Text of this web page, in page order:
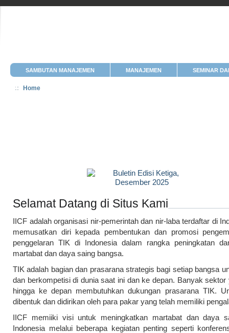
SAMBUTAN MANAJEMEN MANAJEMEN SEMINAR
Home
Selamat Datang di Situs Kami
IICF adalah organisasi nir-pemerintah dan nir-laba terdaftar di
memusatkan diri kepada pembentukan dan promosi
penggelaran TIK di Indonesia dalam rangka peningkatan
martabat dan daya saing bangsa.
TIK adalah bagian dan prasarana strategis bagi setiap bangsa
dan berkompetisi di dunia saat ini dan ke depan. Banyak sektor
hingga ke depan membutuhkan dukungan prasarana TIK.
dibentuk dan didirikan oleh para pakar yang telah memiliki
IICF memiiki visi untuk meningkatkan martabat dan daya
Indonesia melalui beberapa kegiatan penting seperti